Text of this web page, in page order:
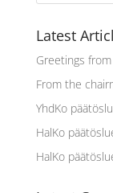
Latest
Greetings
From the
YhdKo
HalKo
HalKo